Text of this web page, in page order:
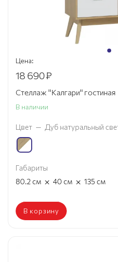
Цена:
18 690₽
Стеллаж "Калгари" гостиная
В наличии
Цвет — Дуб натуральный
Габариты
80.2 см × 40 см × 135 см
В корзину